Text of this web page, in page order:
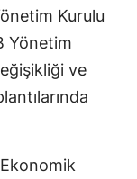
Kurulu
Yönetim
ve